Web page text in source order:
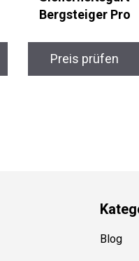
Sicherheitsgurt
Bergsteiger Pro